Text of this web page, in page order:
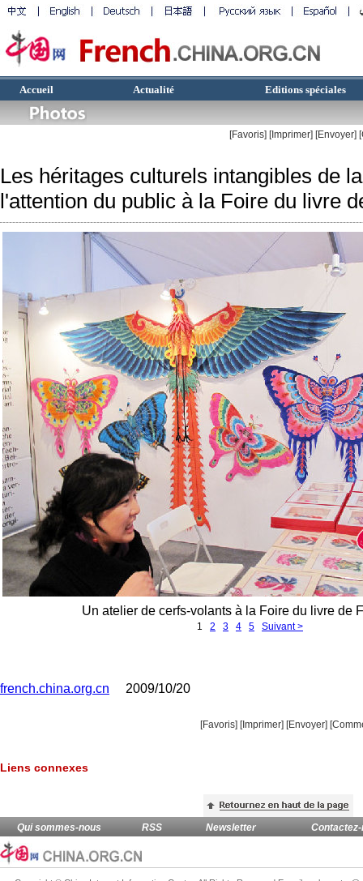
Accueil Actualité Editions spéciales
[Favoris] [Imprimer] [Envoyer]
Les héritages culturels intangibles de
l'attention du public à la Foire du livre
Un atelier de cerfs-volants à la Foire du livre de
1 2 3 4 5 Suivant >
french.china.org.cn 2009/10/20
[Favoris] [Imprimer] [Envoyer]
Liens connexes